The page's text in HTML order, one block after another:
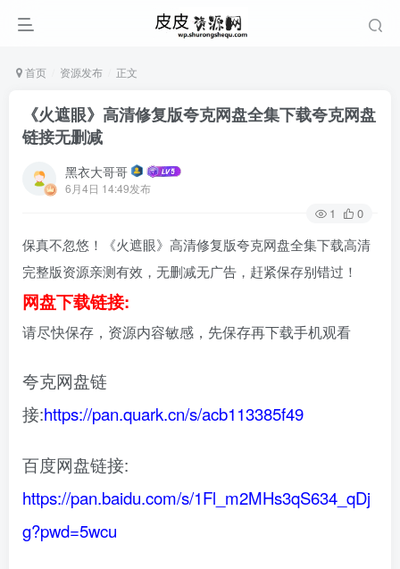
首页 资源发布 正文
《火遮眼》高清修复版夸克网盘全集下载夸克网盘
链接无删减
黑衣大哥哥
6月4日 14:49发布
1 0
保真不忽悠！《火遮眼》高清修复版夸克网盘全集下载高清
完整版资源亲测有效，无删减无广告，赶紧保存别错过！
网盘下载链接:
请尽快保存，资源内容敏感，先保存再下载手机观看
夸克网盘链
接:https://pan.quark.cn/s/acb113385f49
百度网盘链接:
https://pan.baidu.com/s/1Fl_m2MHs3qS634_qDj
g?pwd=5wcu